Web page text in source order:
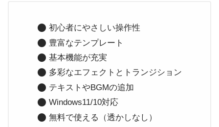
初心者にやさしい操作性
豊富なテンプレート
基本機能が充実
多彩なエフェクトとトランジション
テキストやBGMの追加
Windows11/10対応
無料で使える（透かしなし）